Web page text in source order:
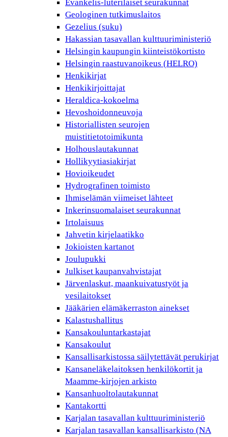
Evankelis-luterilaiset seurakunnat
Geologinen tutkimuslaitos
Gezelius (suku)
Hakassian tasavallan kulttuuriministeriö
Helsingin kaupungin kiinteistökortisto
Helsingin raastuvanoikeus (HELRO)
Henkikirjat
Henkikirjoittajat
Heraldica-kokoelma
Hevoshoidonneuvoja
Historiallisten seurojen
muistitietotoimikunta
Holhouslautakunnat
Hollikyytiasiakirjat
Hovioikeudet
Hydrografinen toimisto
Ihmiselämän viimeiset lähteet
Inkerinsuomalaiset seurakunnat
Irtolaisuus
Jahvetin kirjelaatikko
Jokioisten kartanot
Joulupukki
Julkiset kaupanvahvistajat
Järvenlaskut, maankuivatustyöt ja
vesilaitokset
Jääkärien elämäkerraston ainekset
Kalastushallitus
Kansakouluntarkastajat
Kansakoulut
Kansallisarkistossa säilytettävät perukirjat
Kansaneläkelaitoksen henkilökortit ja
Maamme-kirjojen arkisto
Kansanhuoltolautakunnat
Kantakortti
Karjalan tasavallan kulttuuriministeriö
Karjalan tasavallan kansallisarkisto (NA